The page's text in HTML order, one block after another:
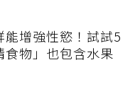
能增強性慾！試試5
食物」也包含水果